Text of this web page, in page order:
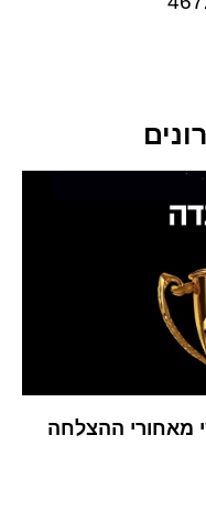
מאחורי ההצלחה